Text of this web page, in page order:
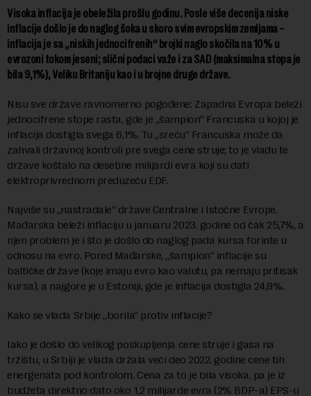
Visoka inflacija je obeležila prošlu godinu. Posle više decenija niske
inflacije došlo je do naglog šoka u skoro svim evropskim zemljama –
inflacija je sa „niskih jednocifrenih“ brojki naglo skočila na 10% u
evrozoni tokom jeseni; slični podaci važe i za SAD (maksimalna stopa je
bila 9,1%), Veliku Britaniju kao i u brojne druge države.
Nisu sve države ravnomerno pogođene: Zapadna Evropa beleži
jednocifrene stope rasta, gde je „šampion“ Francuska u kojoj je
inflacija dostigla svega 6,1%. Tu „sreću“ Francuska može da
zahvali državnoj kontroli pre svega cene struje; to je vladu te
države koštalo na desetine milijardi evra koji su dati
elektroprivrednom preduzeću EDF.
Najviše su „nastradale“ države Centralne i Istočne Evrope.
Mađarska beleži inflaciju u januaru 2023. godine od čak 25,7%, a
njen problem je i što je došlo do naglog pada kursa forinte u
odnosu na evro. Pored Mađarske, „šampion“ inflacije su
baltičke države (koje imaju evro kao valutu, pa nemaju pritisak
kursa), a najgore je u Estoniji, gde je inflacija dostigla 24,8%.
Kako se vlada Srbije „borila“ protiv inflacije?
Iako je došlo do velikog poskupljenja cene struje i gasa na
tržištu, u Srbiji je vlada držala veći deo 2022. godine cene tih
energenata pod kontrolom. Cena za to je bila visoka, pa je iz
budžeta direktno dato oko 1,2 milijarde evra (2% BDP-a) EPS-u